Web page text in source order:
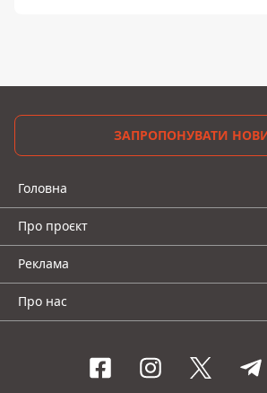
ЗАПРОПОНУВАТИ
Головна
Про проєкт
Реклама
Про нас